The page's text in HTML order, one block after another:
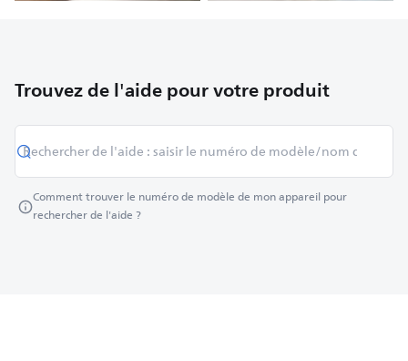
Trouvez de l'aide pour votre produit
Comment trouver le numéro de modèle de mon appareil pour
rechercher de l'aide ?